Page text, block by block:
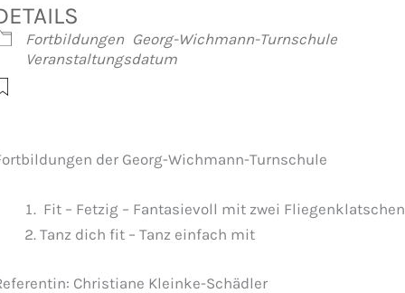
Fortbildungen Georg-Wichmann-Turnschule
Veranstaltungsdatum
der Georg-Wichmann-Turnschule
Fit – Fetzig – Fantasievoll mit zwei Fliegenklatschen
Tanz dich fit – Tanz einfach mit
Christiane Kleinke-Schädler